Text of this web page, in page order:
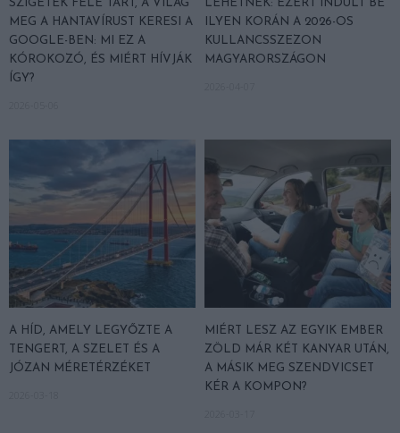
SZIGETEK FELÉ TART, A VILÁG
MEG A HANTAVÍRUST KERESI A
GOOGLE-BEN: MI EZ A
KÓROKOZÓ, ÉS MIÉRT HÍVJÁK
ÍGY?
LEHETNEK: EZÉRT INDULT BE
ILYEN KORÁN A 2026-OS
KULLANCSSZEZON
MAGYARORSZÁGON
A HÍD, AMELY LEGYŐZTE A
TENGERT, A SZELET ÉS A
JÓZAN MÉRETÉRZÉKET
MIÉRT LESZ AZ EGYIK EMBER
ZÖLD MÁR KÉT KANYAR UTÁN,
A MÁSIK MEG SZENDVICSET
KÉR A KOMPON?